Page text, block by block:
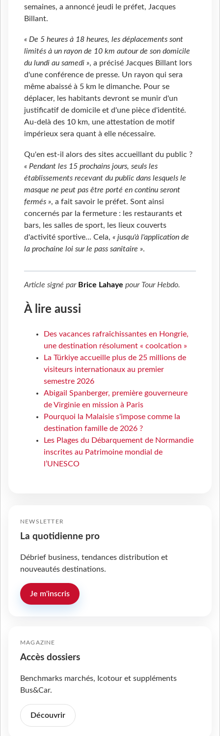
semaines, a annoncé jeudi le préfet, Jacques
Billant.
« De 5 heures à 18 heures, les déplacements sont
limités à un rayon de 10 km autour de son domicile
du lundi au samedi », a précisé Jacques Billant lors
d'une conférence de presse. Un rayon qui sera
même abaissé à 5 km le dimanche. Pour se
déplacer, les habitants devront se munir d'un
justificatif de domicile et d'une pièce d'identité.
Au-delà des 10 km, une attestation de motif
impérieux sera quant à elle nécessaire.
Qu'en est-il alors des sites accueillant du public ?
« Pendant les 15 prochains jours, seuls les
établissements recevant du public dans lesquels le
masque ne peut pas être porté en continu seront
fermés », a fait savoir le préfet. Sont ainsi
concernés par la fermeture : les restaurants et
bars, les salles de sport, les lieux couverts
d'activité sportive... Cela, « jusqu'à l'application de
la prochaine loi sur le pass sanitaire ».
Article signé par Brice Lahaye pour Tour Hebdo.
À lire aussi
Des vacances rafraîchissantes en Hongrie,
une destination résolument « coolcation »
La Türkiye accueille plus de 25 millions de
visiteurs internationaux au premier
semestre 2026
Abigail Spanberger, première gouverneure
de Virginie en mission à Paris
Pourquoi la Malaisie s'impose comme la
destination famille de 2026 ?
Les Plages du Débarquement de Normandie
inscrites au Patrimoine mondial de
l’UNESCO
NEWSLETTER
La quotidienne pro
Débrief business, tendances distribution et
nouveautés destinations.
Je m'inscris
MAGAZINE
Accès dossiers
Benchmarks marchés, Icotour et suppléments
Bus&Car.
Découvrir